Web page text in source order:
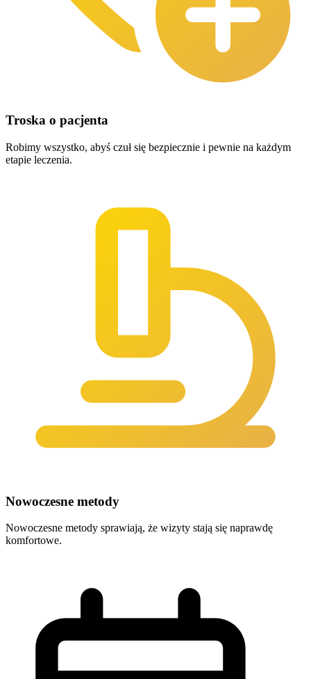
Troska o pacjenta
Robimy wszystko, abyś czuł się bezpiecznie i pewnie na każdym
etapie leczenia.
Nowoczesne metody
Nowoczesne metody sprawiają, że wizyty stają się naprawdę
komfortowe.